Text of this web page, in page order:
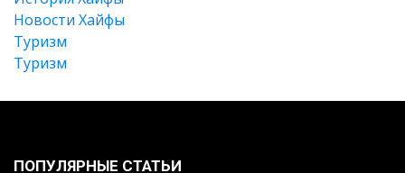
Новости Хайфы
Туризм
Туризм
ПОПУЛЯРНЫЕ СТАТЬИ